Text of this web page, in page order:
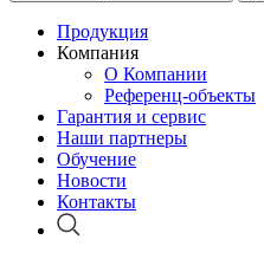
Продукция
Компания
О Компании
Референц-объекты
Гарантия и сервис
Наши партнеры
Обучение
Новости
Контакты